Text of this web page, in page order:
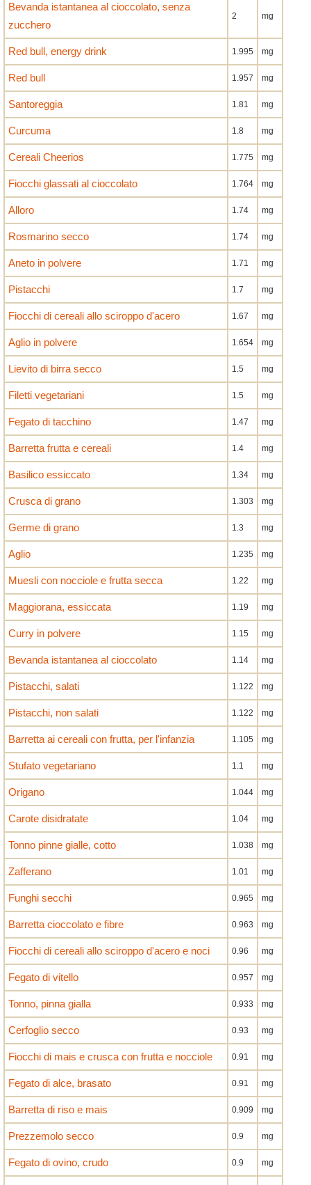
Bevanda istantanea al cioccolato, senza
zucchero
2 mg
Red bull, energy drink 1.995 mg
Red bull 1.957 mg
Santoreggia 1.81 mg
Curcuma 1.8 mg
Cereali Cheerios 1.775 mg
Fiocchi glassati al cioccolato 1.764 mg
Alloro 1.74 mg
Rosmarino secco 1.74 mg
Aneto in polvere 1.71 mg
Pistacchi 1.7 mg
Fiocchi di cereali allo sciroppo d'acero 1.67 mg
Aglio in polvere 1.654 mg
Lievito di birra secco 1.5 mg
Filetti vegetariani 1.5 mg
Fegato di tacchino 1.47 mg
Barretta frutta e cereali 1.4 mg
Basilico essiccato 1.34 mg
Crusca di grano 1.303 mg
Germe di grano 1.3 mg
Aglio 1.235 mg
Muesli con nocciole e frutta secca 1.22 mg
Maggiorana, essiccata 1.19 mg
Curry in polvere 1.15 mg
Bevanda istantanea al cioccolato 1.14 mg
Pistacchi, salati 1.122 mg
Pistacchi, non salati 1.122 mg
Barretta ai cereali con frutta, per l'infanzia 1.105 mg
Stufato vegetariano 1.1 mg
Origano 1.044 mg
Carote disidratate 1.04 mg
Tonno pinne gialle, cotto 1.038 mg
Zafferano 1.01 mg
Funghi secchi 0.965 mg
Barretta cioccolato e fibre 0.963 mg
Fiocchi di cereali allo sciroppo d'acero e noci 0.96 mg
Fegato di vitello 0.957 mg
Tonno, pinna gialla 0.933 mg
Cerfoglio secco 0.93 mg
Fiocchi di mais e crusca con frutta e nocciole 0.91 mg
Fegato di alce, brasato 0.91 mg
Barretta di riso e mais 0.909 mg
Prezzemolo secco 0.9 mg
Fegato di ovino, crudo 0.9 mg